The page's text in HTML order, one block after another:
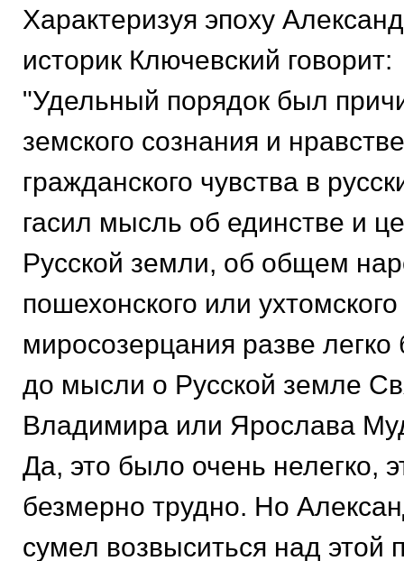
Характеризуя эпоху
историк Ключевский говорит:
"Удельный порядок был
земского сознания и
гражданского чувства в
гасил мысль об единстве и
Русской земли, об общем
пошехонского или ухтомского
миросозерцания разве
до мысли о Русской земле
Владимира или Ярослава
Да, это было очень нелегко,
безмерно трудно. Но
сумел возвыситься над этой